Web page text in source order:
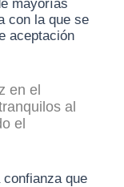
mayorías
con la que se
aceptación
en el
al
el
que